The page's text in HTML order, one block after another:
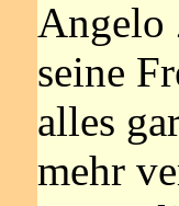
Angelo
seine
alles
mehr